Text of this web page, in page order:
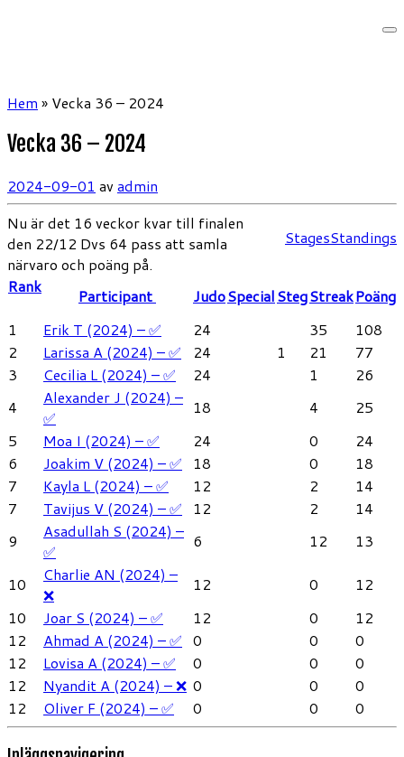
Hem » Vecka 36 – 2024
Vecka 36 – 2024
2024-09-01 av admin
StagesStandings
Nu är det 16 veckor kvar till finalen
den 22/12 Dvs 64 pass att samla
närvaro och poäng på.
Rank
Participant JudoSpecialStegStreakPoäng
1
Erik T (2024) – ✅ 24 35
108
2
Larissa A (2024) – ✅ 24 1 21
77
3
Cecilia L (2024) – ✅ 24 1
26
4
Alexander J (2024) –
✅
18 4
25
5
Moa I (2024) – ✅ 24 0
24
6
Joakim V (2024) – ✅ 18 0
18
7
Kayla L (2024) – ✅ 12 2
14
7
Tavijus V (2024) – ✅ 12 2
14
9
Asadullah S (2024) –
✅
6 12 13
10
Charlie AN (2024) –
❌
12 0
12
10
Joar S (2024) – ✅ 12 0
12
12
Ahmad A (2024) – ✅ 0 0
0
12
Lovisa A (2024) – ✅ 0 0
0
12
Nyandit A (2024) – ❌ 0 0
0
12
Oliver F (2024) – ✅ 0 0 0